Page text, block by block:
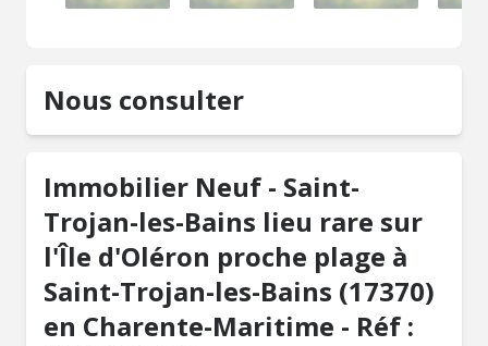
Nous consulter
Immobilier Neuf - Saint-
Trojan-les-Bains lieu rare sur
l'Île d'Oléron proche plage à
Saint-Trojan-les-Bains (17370)
en Charente-Maritime - Réf :